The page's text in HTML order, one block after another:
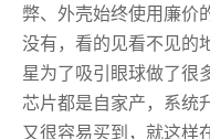
弊、外壳始终使用廉价
没有，看的见看不见的
星为了吸引眼球做了很
芯片都是自家产，系统
又很容易买到，就这样